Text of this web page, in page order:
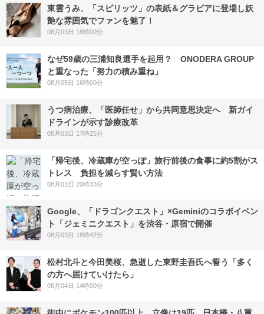
東雲うみ、「スピリッツ」の表紙＆グラビアに登場し妖
艶な雰囲気でファンを魅了！
08月03日 18時00分
なぜ59歳の三浦知良選手を起用？ ONODERA GROUP
と重なった「努力の積み重ね」
08月05日 16時00分
うつ病治療、「医師任せ」から共同意思決定へ 新ガイ
ドラインが示す診療改革
08月03日 17時25分
「帰宅後、冷蔵庫が空っぽ」旅行前後の食事に約5割がス
トレス 負担を減らす賢い方法
08月01日 20時33分
Google、「ドラゴンクエスト」×Geminiのコラボイベン
ト「ジェミニクエスト」を渋谷・原宿で開催
08月03日 18時42分
松村北斗と今田美桜、急逝した東野圭吾氏へ誓う「多く
の方へ届けていけたら」
08月04日 14時00分